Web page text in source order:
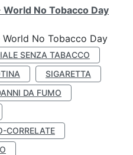
World No Tobacco Day
World No Tobacco Day
SENZA TABACCO
SIGARETTA
DA FUMO
CORRELATE